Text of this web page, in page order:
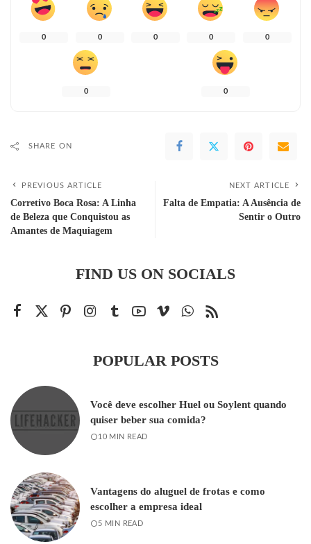
0 0 0 0 0
0 0
SHARE ON
PREVIOUS ARTICLE
Corretivo Boca Rosa: A Linha
de Beleza que Conquistou as
Amantes de Maquiagem
NEXT ARTICLE
Falta de Empatia: A Ausência de
Sentir o Outro
FIND US ON SOCIALS
POPULAR POSTS
Você deve escolher Huel ou Soylent quando
quiser beber sua comida?
10 MIN READ
Vantagens do aluguel de frotas e como
escolher a empresa ideal
5 MIN READ